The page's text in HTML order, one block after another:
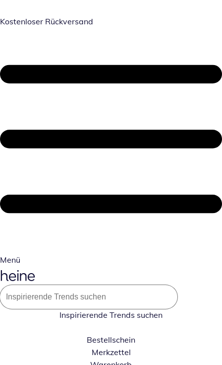
Kostenloser Rückversand
Menü
Inspirierende Trends suchen
Bestellschein
Merkzettel